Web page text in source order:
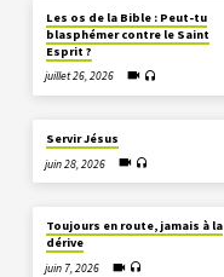
Les os de la Bible : Peut-tu
blasphémer contre le Saint
Esprit ?
juillet 26, 2026
Servir Jésus
juin 28, 2026
Toujours en route, jamais à la
dérive
juin 7, 2026